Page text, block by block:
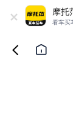
+ 摩托
看车买